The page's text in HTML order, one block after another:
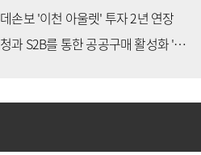
손보 '이천 아울렛' 투자 2년 연장
S2B를 통한 공공구매 활성화 '맞손'